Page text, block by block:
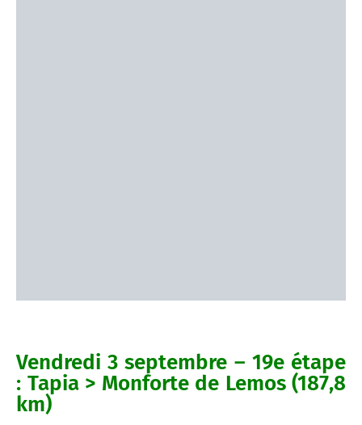
Vendredi 3 septembre – 19e étape
: Tapia > Monforte de Lemos (187,8
km)